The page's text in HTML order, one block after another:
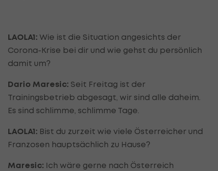
LAOLA1: Wie ist die Situation angesichts der
Corona-Krise bei dir und wie gehst du persönlich
damit um?
Dario Maresic: Seit Freitag ist der
Trainingsbetrieb abgesagt, wir sind alle daheim.
Es sind schlimme, schlimme Tage.
LAOLA1: Bist du zurzeit wie viele Österreicher und
Franzosen hauptsächlich zu Hause?
Maresic: Ich wäre gerne nach Österreich